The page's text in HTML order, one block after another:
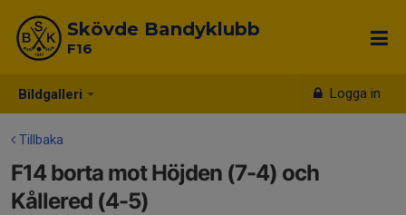
Bildgalleri Logga in
Skövde Bandyklubb
F16
Tillbaka
F14 borta mot Höjden (7-4) och
Kållered (4-5)